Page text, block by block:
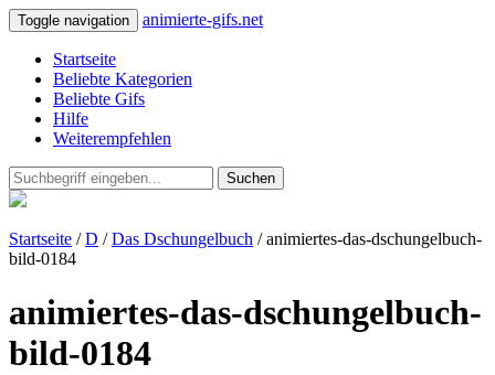
Toggle navigation animierte-gifs.net
Startseite
Beliebte Kategorien
Beliebte Gifs
Hilfe
Weiterempfehlen
Suchen
Startseite /D /Das Dschungelbuch / animiertes-das-dschungelbuch-
bild-0184
animiertes-das-dschungelbuch-
bild-0184